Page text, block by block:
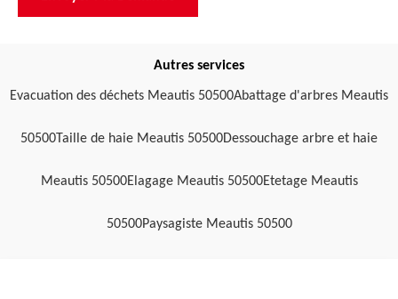
Autres services
Evacuation des déchets Meautis 50500Abattage d'arbres Meautis
50500Taille de haie Meautis 50500Dessouchage arbre et haie
Meautis 50500Elagage Meautis 50500Etetage Meautis
50500Paysagiste Meautis 50500